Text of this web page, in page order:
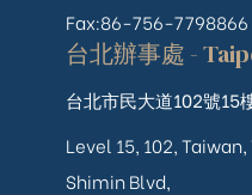
Fax:86-756-7798866
台北辦事處 -
台北市民大道102號15
Level 15, 102,
Shimin Blvd,